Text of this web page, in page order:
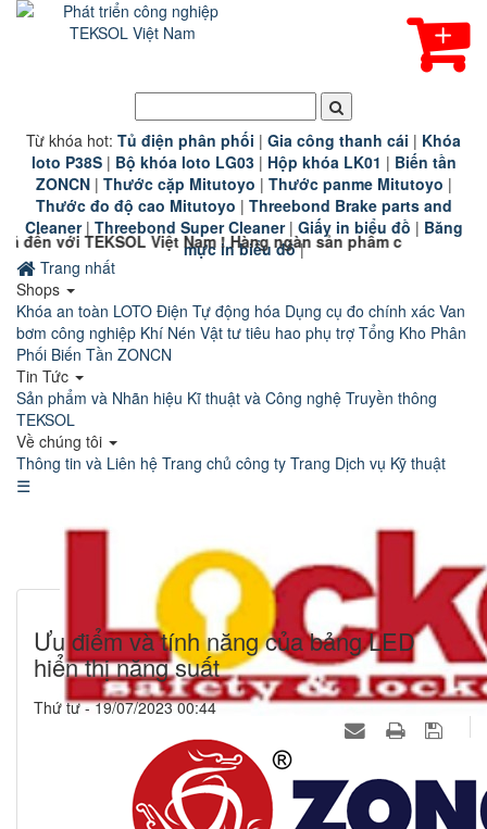
Từ khóa hot: Tủ điện phân phối | Gia công thanh cái | Khóa
loto P38S| Bộ khóa loto LG03| Hộp khóa LK01 | Biến tần
ZONCN| Thước cặp Mitutoyo | Thước panme Mitutoyo |
Thước đo độ cao Mitutoyo | Threebond Brake parts and
Cleaner| Threebond Super Cleaner| Giấy in biểu đồ | Băng
mực in biểu đồ |
Việt Nam ! Hàng ngàn sản phẩm công nghiệp chính
Trang nhất
Shops
Khóa an toàn LOTO Điện Tự động hóa Dụng cụ đo chính xác Van
bơm công nghiệp Khí Nén Vật tư tiêu hao phụ trợ Tổng Kho Phân
Phối Biến Tần ZONCN
Tin Tức
Sản phẩm và Nhãn hiệu Kĩ thuật và Công nghệ Truyền thông
TEKSOL
Về chúng tôi
Thông tin và Liên hệ Trang chủ công ty Trang Dịch vụ Kỹ thuật
☰
Ưu điểm và tính năng của bảng LED
hiển thị năng suất
Thứ tư - 19/07/2023 00:44